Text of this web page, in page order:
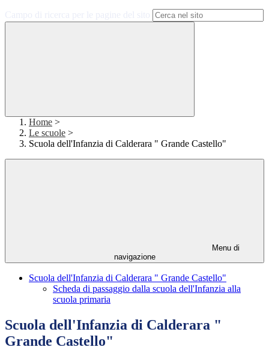
Home >
Le scuole >
Scuola dell'Infanzia di Calderara " Grande Castello"
Menu di
navigazione
Scuola dell'Infanzia di Calderara " Grande Castello"
Scheda di passaggio dalla scuola dell'Infanzia alla
scuola primaria
Scuola dell'Infanzia di Calderara "
Grande Castello"